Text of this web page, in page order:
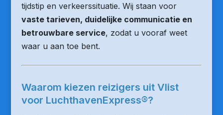
tijdstip en verkeerssituatie. Wij staan voor
vaste tarieven, duidelijke communicatie en
betrouwbare service, zodat u vooraf weet
waar u aan toe bent.
Waarom kiezen reizigers uit Vlist
voor LuchthavenExpress®?